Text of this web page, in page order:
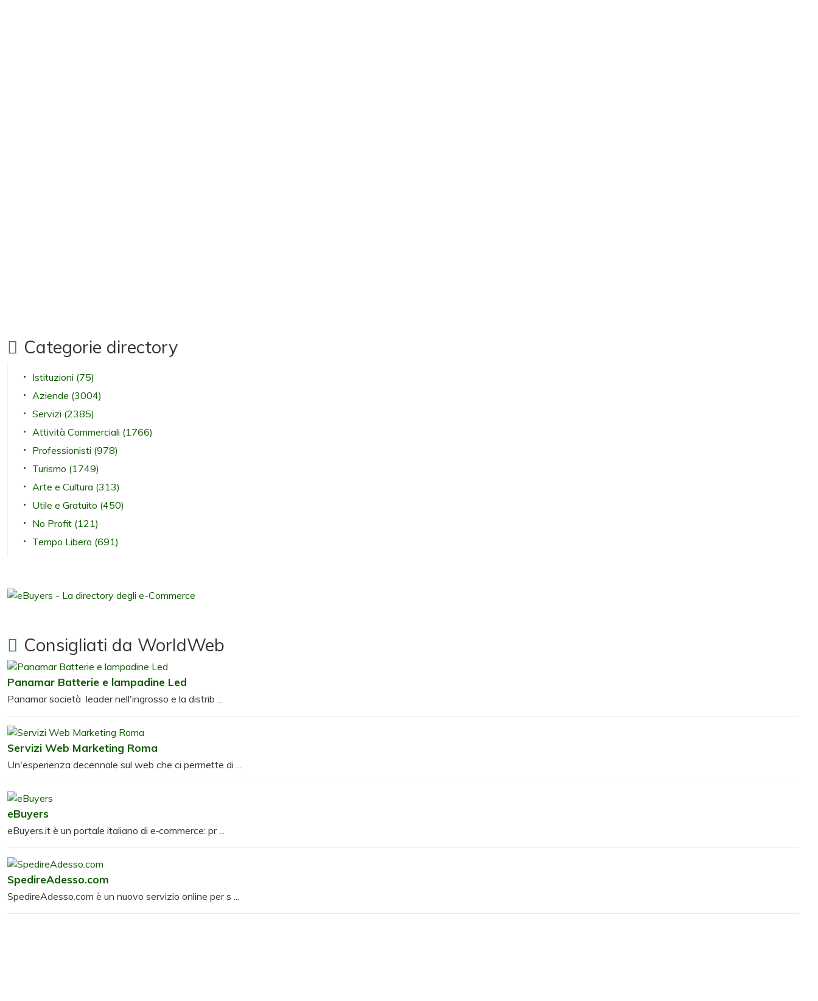
Categorie directory
Istituzioni (75)
Aziende (3004)
Servizi (2385)
Attività Commerciali (1766)
Professionisti (978)
Turismo (1749)
Arte e Cultura (313)
Utile e Gratuito (450)
No Profit (121)
Tempo Libero (691)
Consigliati da WorldWeb
Panamar Batterie e lampadine Led
Panamar società leader nell'ingrosso e la distrib ...
Servizi Web Marketing Roma
Un'esperienza decennale sul web che ci permette di ...
eBuyers
eBuyers.it è un portale italiano di e‑commerce: pr ...
SpedireAdesso.com
SpedireAdesso.com è un nuovo servizio online per s ...